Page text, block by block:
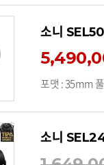
소니
포맷 : 35mm
소니